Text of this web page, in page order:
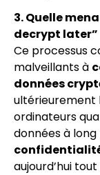
3. Quelle
decrypt later”
Ce processus
malveillants à
données
ultérieurement
ordinateurs
données à
aujourd’hui